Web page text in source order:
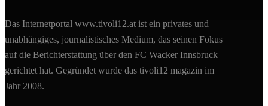
Das Internetportal www.tivoli12.at ist ein privates und
unabhängiges, journalistisches Medium, das seinen Fokus
auf die Berichterstattung über den FC Wacker Innsbruck
gerichtet hat. Gegründet wurde das tivoli12 magazin im
Jahr 2008.